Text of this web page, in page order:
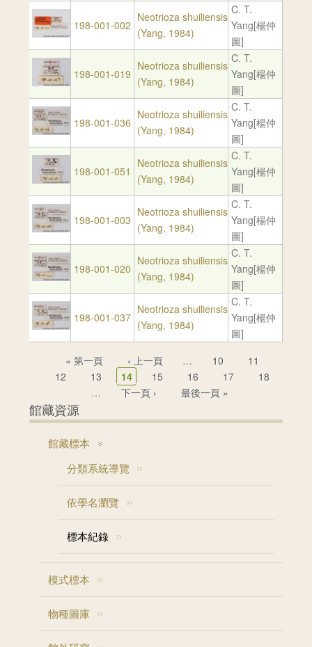
198-001-002
Neotrioza shuiliensis
(Yang, 1984)
C. T.
Yang[楊仲
圖]
198-001-019
Neotrioza shuiliensis
(Yang, 1984)
C. T.
Yang[楊仲
圖]
198-001-036
Neotrioza shuiliensis
(Yang, 1984)
C. T.
Yang[楊仲
圖]
198-001-051
Neotrioza shuiliensis
(Yang, 1984)
C. T.
Yang[楊仲
圖]
198-001-003
Neotrioza shuiliensis
(Yang, 1984)
C. T.
Yang[楊仲
圖]
198-001-020
Neotrioza shuiliensis
(Yang, 1984)
C. T.
Yang[楊仲
圖]
198-001-037
Neotrioza shuiliensis
(Yang, 1984)
C. T.
Yang[楊仲
圖]
« 第一頁 ‹ 上一頁 … 10
11
12
13 14 15 16 17
18
…
下一頁 › 最後一頁 »
館藏資源
館藏標本
分類系統導覽
依學名瀏覽
標本紀錄
模式標本
物種圖庫